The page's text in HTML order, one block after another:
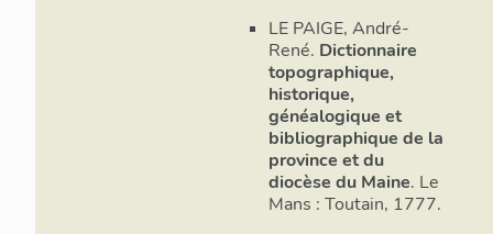
LE PAIGE, André-
René. Dictionnaire
topographique,
historique,
généalogique et
bibliographique de la
province et du
diocèse du Maine. Le
Mans : Toutain, 1777.